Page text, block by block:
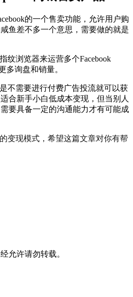
的一个售卖功能，允许用户购
鱼差不多一个意思，需要做的就是
纹浏览器来运营多个Facebook
多询盘和销量。
不需要进行付费广告投流就可以获
合新手小白低成本变现，但当别人
要具备一定的沟通能力才有可能成
变现模式，希望这篇文章对你有帮
允许请勿转载。